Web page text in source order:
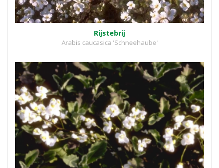
Rijstebrij
Arabis caucasica 'Schneehaube'